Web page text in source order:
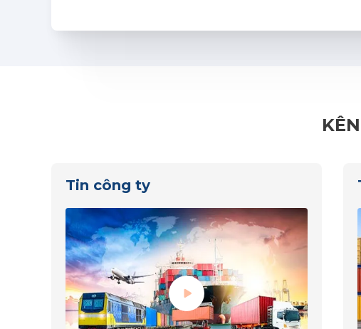
Tin công ty